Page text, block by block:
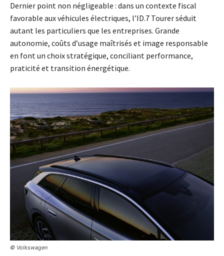
Dernier point non négligeable : dans un contexte fiscal
favorable aux véhicules électriques, l’ID.7 Tourer séduit
autant les particuliers que les entreprises. Grande
autonomie, coûts d’usage maîtrisés et image responsable
en font un choix stratégique, conciliant performance,
praticité et transition énergétique.
© Volkswagen